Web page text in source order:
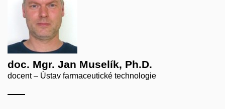
doc. Mgr. Jan Muselík, Ph.D.
docent – Ústav farmaceutické technologie